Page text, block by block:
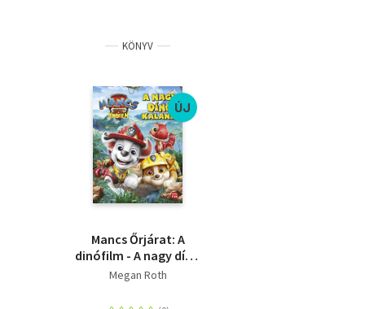
KÖNYV
ÚJ
Mancs Őrjárat: A
dinófilm - A nagy dínó
kaland - Mesekönyv a
Megan Roth